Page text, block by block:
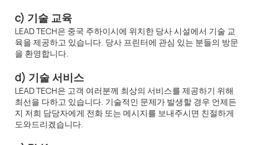
c) 기술 교육
LEAD TECH은 중국 주하이시에 위치한 당사 시설에서 기술 교
육을 제공하고 있습니다. 당사 프린터에 관심 있는 분들의 방문
을 환영합니다.
d) 기술 서비스
LEAD TECH은 고객 여러분께 최상의 서비스를 제공하기 위해
최선을 다하고 있습니다. 기술적인 문제가 발생할 경우 언제든
지 저희 담당자에게 전화 또는 메시지를 보내주시면 친절하게
도와드리겠습니다.